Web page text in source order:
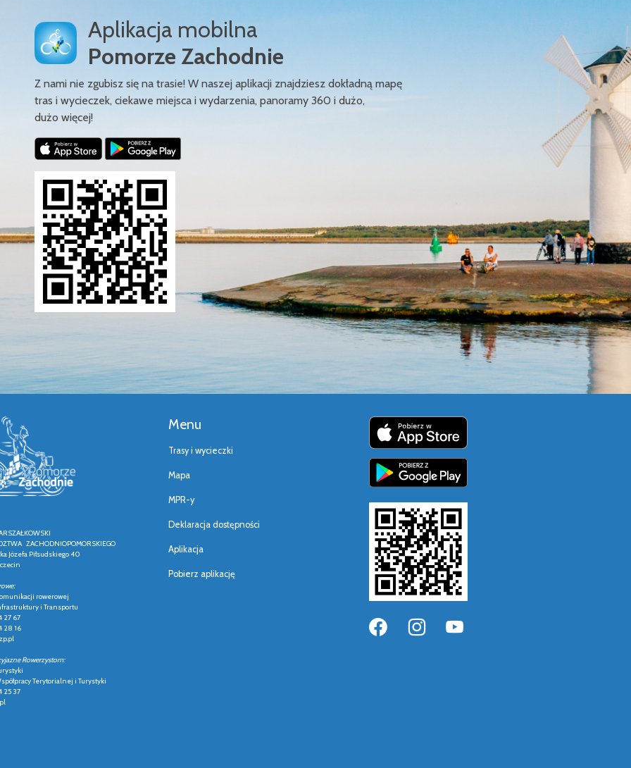
Aplikacja mobilna
Pomorze Zachodnie
Z nami nie zgubisz się na trasie! W naszej aplikacji znajdziesz dokładną mapę
tras i wycieczek, ciekawe miejsca i wydarzenia, panoramy 360 i dużo,
dużo więcej!
ZACHODNIOPOMORSKIEGO
Józefa Piłsudskiego 40
rowerowej
i Transportu
27 67
28 16
Rowerzystom:
Terytorialnej i Turystyki
25 37
Menu
Trasy i wycieczki
Mapa
MPR-y
Deklaracja dostępności
Aplikacja
Pobierz aplikację